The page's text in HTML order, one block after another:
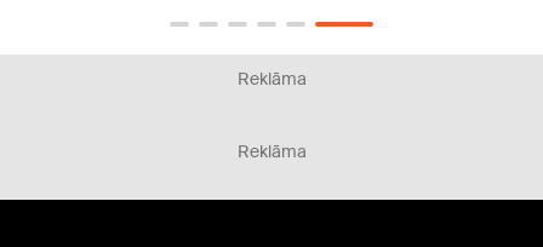
Reklāma
Reklāma